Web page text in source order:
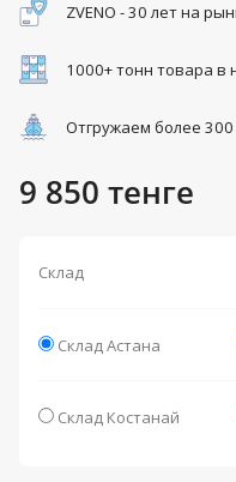
ZVENO - 30 лет на
1000+ тонн товара в
Отгружаем более
9 850 тенге
Склад
Склад Астана
Склад Костанай